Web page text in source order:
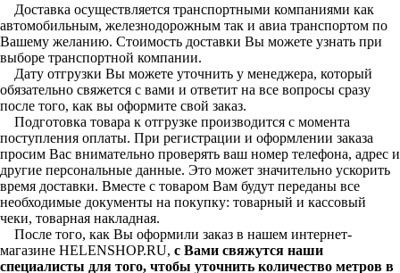
Доставка осуществляется транспортными компаниями как
автомобильным, железнодорожным так и авиа транспортом по
Вашему желанию. Стоимость доставки Вы можете узнать при
выборе транспортной компании.
Дату отгрузки Вы можете уточнить у менеджера, который
обязательно свяжется с вами и ответит на все вопросы сразу
после того, как вы оформите свой заказ.
Подготовка товара к отгрузке производится с момента
поступления оплаты. При регистрации и оформлении заказа
просим Вас внимательно проверять ваш номер телефона, адрес и
другие персональные данные. Это может значительно ускорить
время доставки. Вместе с товаром Вам будут переданы все
необходимые документы на покупку: товарный и кассовый
чеки, товарная накладная.
После того, как Вы оформили заказ в нашем интернет-
магазине HELENSHOP.RU, с Вами свяжутся наши
специалисты для того, чтобы уточнить количество метров в